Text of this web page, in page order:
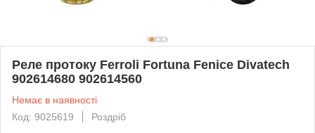
Реле протоку Ferroli Fortuna Fenice Divatech
902614680 902614560
Немає в наявності
Код: 9025619
Роздріб